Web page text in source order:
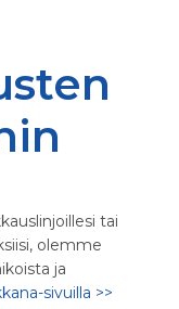
tai
olemme
ja
sivuilla >>